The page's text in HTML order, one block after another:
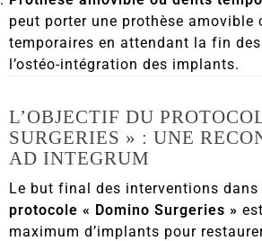
peut porter une prothèse amovible
temporaires en attendant la fin
l’ostéo-intégration des implants.
L’OBJECTIF DU
SURGERIES » : UNE
AD INTEGRUM
Le but final des interventions dans
protocole « Domino Surgeries »
maximum d’implants pour